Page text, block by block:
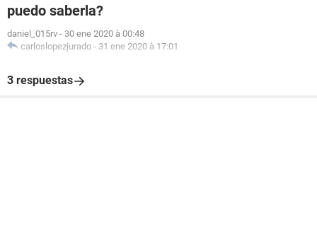
puedo saberla?
daniel_015rv - 30 ene 2020 à 00:48
carloslopezjurado - 31 ene 2020 à 17:01
3 respuestas